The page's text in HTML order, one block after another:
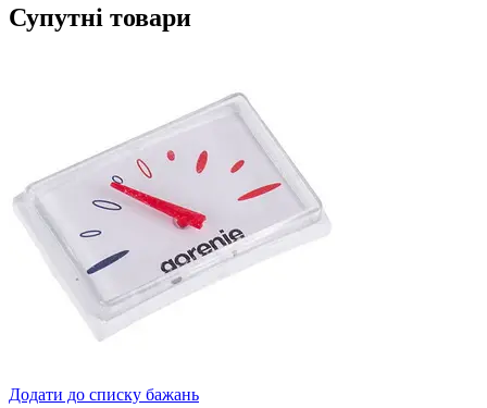
Супутні товари
Додати до списку бажань